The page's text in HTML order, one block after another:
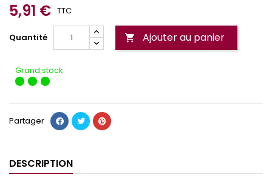
5,91 € TTC
Quantité  Ajouter au panier
Grand stock
Partager
DESCRIPTION